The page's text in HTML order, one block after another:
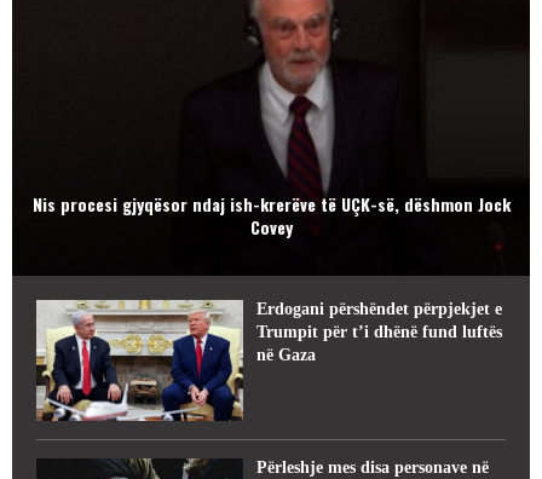
Nis procesi gjyqësor ndaj ish-krerëve të UÇK-së, dëshmon Jock
Covey
Erdogani përshëndet përpjekjet e
Trumpit për t’i dhënë fund luftës
në Gaza
Përleshje mes disa personave në